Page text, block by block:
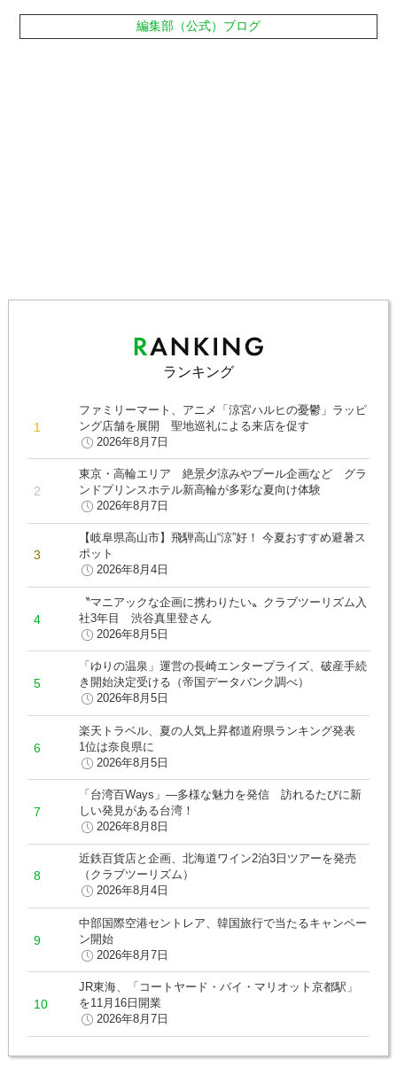
編集部（公式）ブログ
ランキング
ファミリーマート、アニメ「涼宮ハルヒの憂鬱」ラッピ
ング店舗を展開 聖地巡礼による来店を促す
2026年8月7日
東京・高輪エリア 絶景夕涼みやプール企画など グラ
ンドプリンスホテル新高輪が多彩な夏向け体験
2026年8月7日
【岐阜県高山市】飛騨高山“涼”好！ 今夏おすすめ避暑ス
ポット
2026年8月4日
〝マニアックな企画に携わりたい〟クラブツーリズム入
社3年目 渋谷真里登さん
2026年8月5日
「ゆりの温泉」運営の長崎エンタープライズ、破産手続
き開始決定受ける（帝国データバンク調べ）
2026年8月5日
楽天トラベル、夏の人気上昇都道府県ランキング発表
1位は奈良県に
2026年8月5日
「台湾百Ways」―多様な魅力を発信 訪れるたびに新
しい発見がある台湾！
2026年8月8日
近鉄百貨店と企画、北海道ワイン2泊3日ツアーを発売
（クラブツーリズム）
2026年8月4日
中部国際空港セントレア、韓国旅行で当たるキャンペー
ン開始
2026年8月7日
JR東海、「コートヤード・バイ・マリオット京都駅」
を11月16日開業
2026年8月7日